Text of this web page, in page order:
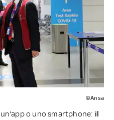
©Ansa
o uno smartphone: il